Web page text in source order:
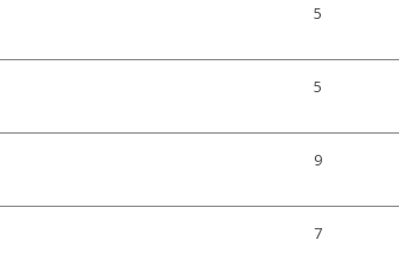
5
5
9
7